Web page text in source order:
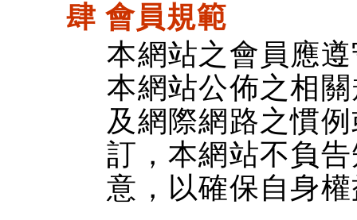
肆 會員規範
本網站之會員應
本網站公佈之相
及網際網路之慣
訂，本網站不負
意，以確保自身